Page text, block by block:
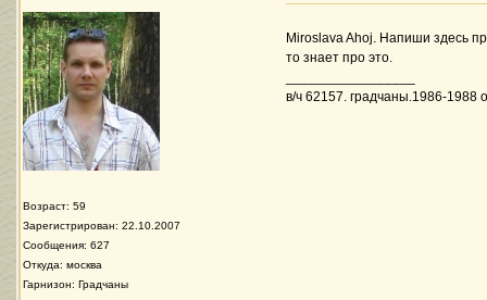
Возраст: 59
Зарегистрирован: 22.10.2007
Сообщения: 627
Откуда: москва
Гарнизон: Градчаны
Miroslava Ahoj. Напиши здесь
то знает про это.
в/ч 62157. градчаны.1986-1988